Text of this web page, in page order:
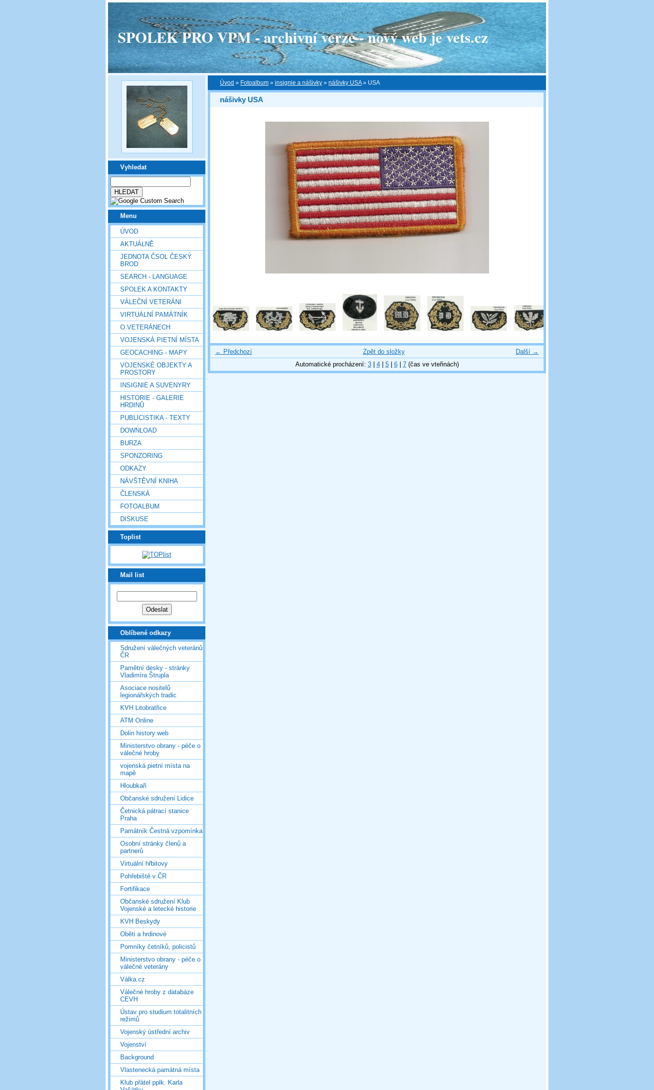
SPOLEK PRO VPM - archivní verze - nový web je vets.cz
Vyhledat
Menu
ÚVOD
AKTUÁLNĚ
JEDNOTA ČSOL ČESKÝ
BROD
SEARCH - LANGUAGE
SPOLEK A KONTAKTY
VÁLEČNÍ VETERÁNI
VIRTUÁLNÍ PAMÁTNÍK
O VETERÁNECH
VOJENSKÁ PIETNÍ MÍSTA
GEOCACHING - MAPY
VOJENSKÉ OBJEKTY A
PROSTORY
INSIGNIE A SUVENYRY
HISTORIE - GALERIE
HRDINŮ
PUBLICISTIKA - TEXTY
DOWNLOAD
BURZA
SPONZORING
ODKAZY
NÁVŠTĚVNÍ KNIHA
ČLENSKÁ
FOTOALBUM
DISKUSE
Toplist
Mail list
Oblíbené odkazy
Sdružení válečných veteránů
ČR
Pamětní desky - stránky
Vladimíra Štrupla
Asociace nositelů
legionářských tradic
KVH Litobratřice
ATM Online
Dolin history web
Ministerstvo obrany - péče o
válečné hroby
vojenská pietní místa na
mapě
Hloubkaři
Občanské sdružení Lidice
Četnická pátrací stanice
Praha
Památník Čestná vzpomínka
Osobní stránky členů a
partnerů
Virtuální hřbitovy
Pohřebiště v ČR
Fortifikace
Občanské sdružení Klub
Vojenské a letecké historie
KVH Beskydy
Oběti a hrdinové
Pomníky četníků, policistů
Ministerstvo obrany - péče o
válečné veterány
Válka.cz
Válečné hroby z databáze
CEVH
Ústav pro studium totalitních
režimů
Vojenský ústřední archiv
Vojenství
Background
Vlastenecká památná místa
Klub přátel pplk. Karla
Úvod » Fotoalbum » insignie a nášivky » nášivky USA» USA
nášivky USA
← Předchozí Další →
Zpět do složky
Automatické procházení: 3| 4| 5| 6| 7(čas ve vteřinách)